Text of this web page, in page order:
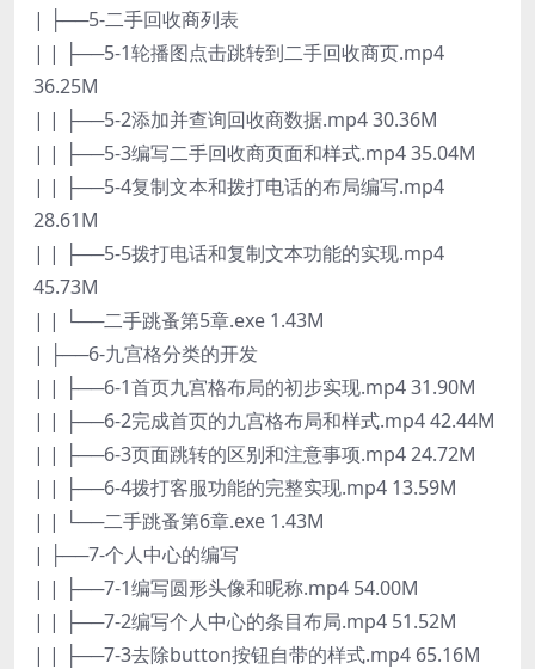
| ├──5-二手回收商列表
| | ├──5-1轮播图点击跳转到二手回收商页.mp4
36.25M
| | ├──5-2添加并查询回收商数据.mp4 30.36M
| | ├──5-3编写二手回收商页面和样式.mp4 35.04M
| | ├──5-4复制文本和拨打电话的布局编写.mp4
28.61M
| | ├──5-5拨打电话和复制文本功能的实现.mp4
45.73M
| | └──二手跳蚤第5章.exe 1.43M
| ├──6-九宫格分类的开发
| | ├──6-1首页九宫格布局的初步实现.mp4 31.90M
| | ├──6-2完成首页的九宫格布局和样式.mp4 42.44M
| | ├──6-3页面跳转的区别和注意事项.mp4 24.72M
| | ├──6-4拨打客服功能的完整实现.mp4 13.59M
| | └──二手跳蚤第6章.exe 1.43M
| ├──7-个人中心的编写
| | ├──7-1编写圆形头像和昵称.mp4 54.00M
| | ├──7-2编写个人中心的条目布局.mp4 51.52M
| | ├──7-3去除button按钮自带的样式.mp4 65.16M